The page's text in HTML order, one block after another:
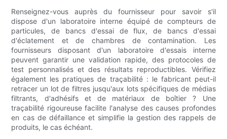
Renseignez-vous auprès du fournisseur pour savoir s'il
dispose d'un laboratoire interne équipé de compteurs de
particules, de bancs d'essai de flux, de bancs d'essai
d'éclatement et de chambres de contamination. Les
fournisseurs disposant d'un laboratoire d'essais interne
peuvent garantir une validation rapide, des protocoles de
test personnalisés et des résultats reproductibles. Vérifiez
également les pratiques de traçabilité : le fabricant peut-il
retracer un lot de filtres jusqu'aux lots spécifiques de médias
filtrants, d'adhésifs et de matériaux de boîtier ? Une
traçabilité rigoureuse facilite l'analyse des causes profondes
en cas de défaillance et simplifie la gestion des rappels de
produits, le cas échéant.